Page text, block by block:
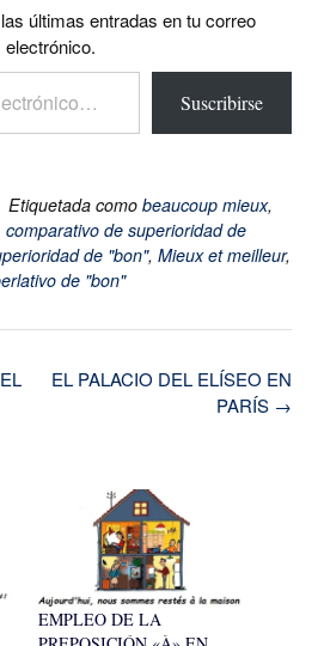
últimas entradas en tu correo
electrónico.
Suscribirse
Etiquetada como beaucoup mieux,
comparativo de superioridad de
de "bon", Mieux et meilleur,
de "bon"
EL PALACIO DEL ELÍSEO EN
PARÍS →
EMPLEO DE LA